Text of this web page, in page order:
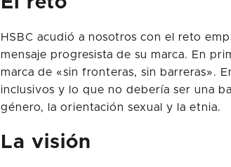
HSBC acudió a nosotros con el reto
mensaje progresista de su marca. En
marca de «sin fronteras, sin barreras».
inclusivos y lo que no debería ser una
género, la orientación sexual y la etnia.
La visión